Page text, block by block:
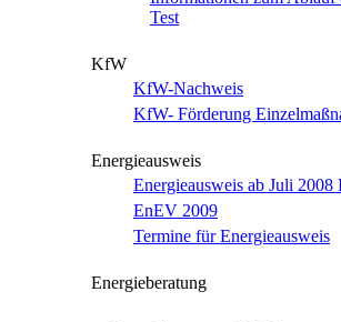
Test
KfW
KfW-Nachweis
KfW- Förderung
Energieausweis
Energieausweis ab Juli 2008
EnEV 2009
Termine für Energieausweis
Energieberatung